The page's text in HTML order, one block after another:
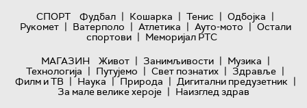
СПОРТ
Фудбал | Кошарка | Тенис | Одбојка |
Рукомет | Ватерполо | Атлетика | Ауто-мото | Остали
спортови | Меморијал РТС
МАГАЗИН
Живот | Занимљивости | Музика |
Технологијa | Путујемо | Свет познатих | Здравље |
Филм и ТВ | Наука | Природа | Дигитални предузетник |
За мале велике хероје | Наизглед здрав